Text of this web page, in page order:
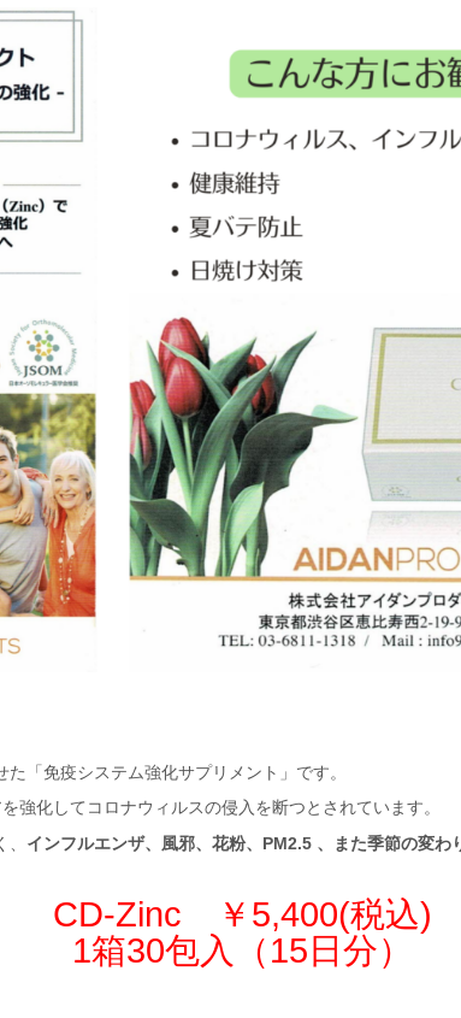
「免疫システム強化サプリメント」です。
強化してコロナウィルスの侵入を断つとされています。
インフルエンザ、風邪、花粉、PM2.5 、また季節の変わ
CD-Zinc ￥5,400(税込)
1箱30包入（15日分）